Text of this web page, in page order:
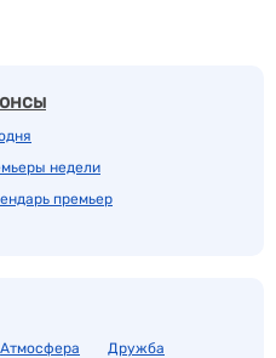
недели
премьер
Атмосфера
Дружба